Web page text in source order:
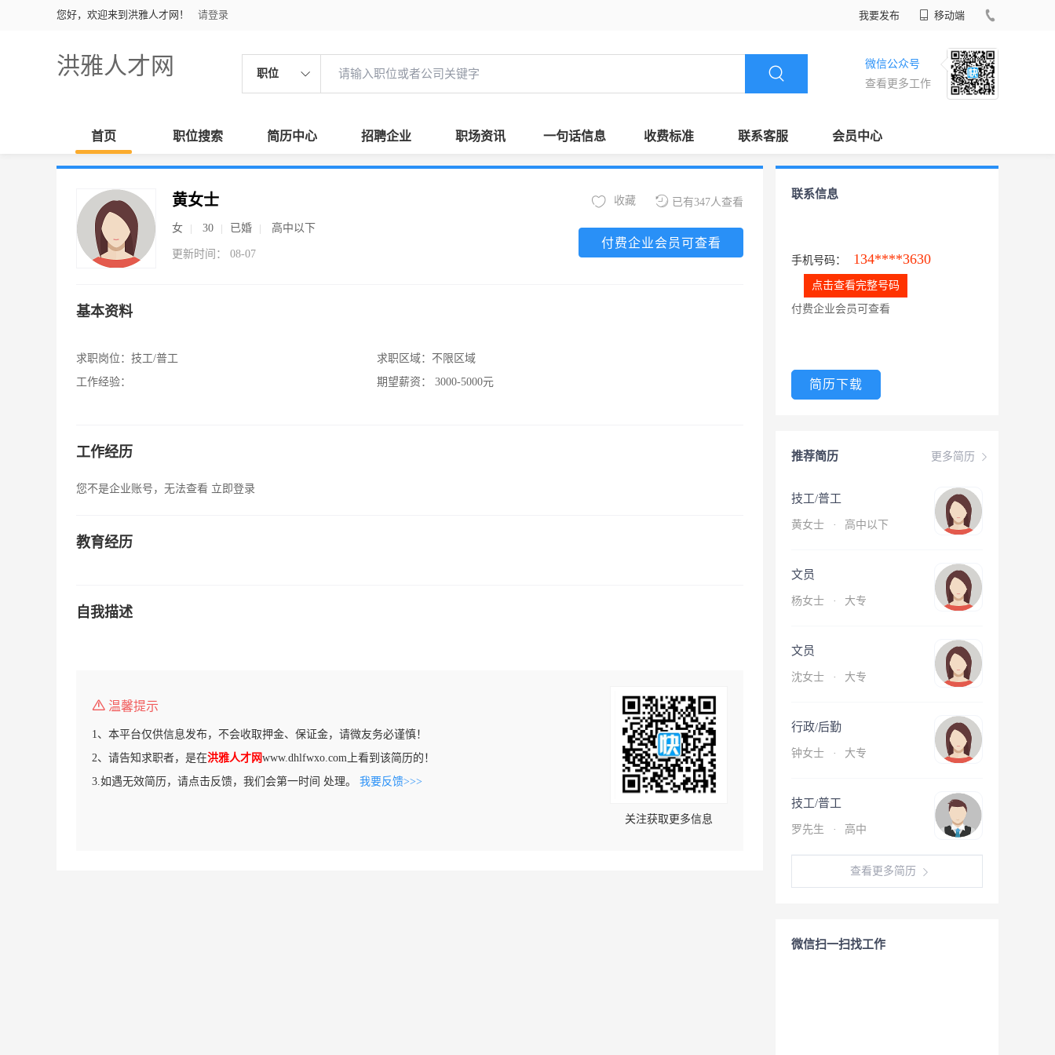
您好，欢迎来到洪雅人才网！ 请登录 我要发布 移动端
洪雅人才网 职位
微信公众号
查看更多工作
首页 职位搜索 简历中心 招聘企业 职场资讯 一句话信息 收费标准 联系客服 会员中心
黄女士
女 30 已婚 高中以下
更新时间： 08-07
已有347人查看
收藏
付费企业会员可查看
基本资料
求职岗位： 技工/普工
工作经验：
求职区域： 不限区域
期望薪资：
3000-5000元
工作经历
您不是企业账号，无法查看 立即登录
教育经历
自我描述
温馨提示
1、本平台仅供信息发布，不会收取押金、保证金，请微友务必谨慎！
2、请告知求职者，是在洪雅人才网www.dhlfwxo.com上看到该简历的！
3.如遇无效简历，请点击反馈，我们会第一时间 处理。 我要反馈>>>
关注获取更多信息
联系信息
手机号码： 134****3630
点击查看完整号码
付费企业会员可查看
简历下载
更多简历
推荐简历
技工/普工
黄女士 · 高中以下
文员
杨女士 · 大专
文员
沈女士 · 大专
行政/后勤
钟女士 · 大专
技工/普工
罗先生 · 高中
查看更多简历
微信扫一扫找工作